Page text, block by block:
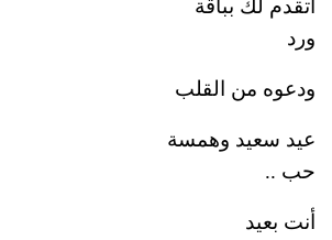
اتقدم لك بباقة
ورد
ودعوه من القلب
عيد سعيد وهمسة
حب ..
أنت بعيد